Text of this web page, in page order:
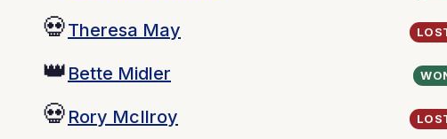
💀Theresa May
👑 Bette Midler
💀 Rory McIlroy